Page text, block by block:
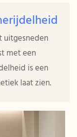
uitgesneden
met een
is een
laat zien.